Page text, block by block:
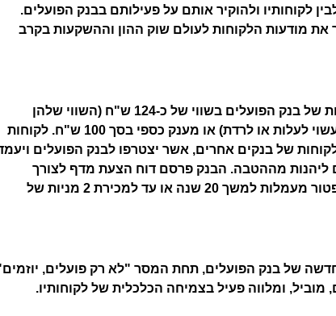
לקוחותיו ולהוקיר אותם על פעילותם בבנק הפועלים.
את מודעות הלקוחות לעולם שוק ההון וההשקעות בקרב
לקוחות של הבנק יוכלו לבחור בין קבלת 2 מניות של בנק הפועלים בשווי של כ-124 ש"ח (השווי שלהן
בבורסה נכון לסוף יום 21.8.25 – שער המניה עשוי לעלות או לרדת) או מענק כספי בסך 100 ש"ח. לקוחות
של בנקים אחרים, אשר יצטרפו לבנק הפועלים
יהיו זכאים גם הם ליהנות מההטבה. הבנק פרסם דוח הצעת מדף לצורך
הקצאת המניות. על 2 המניות שיתקבלו יינתן פטור מעמלות למשך 20 שנה או עד למכירת 2 מניות של
של בנק הפועלים, תחת המסר "לא רק פועלים,
ומלווה פעיל בצמיחה הכלכלית של לקוחותיו.